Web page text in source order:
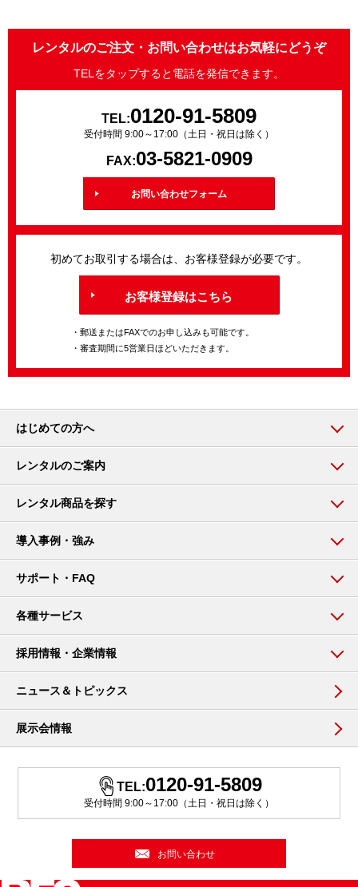
レンタルのご注文・お問い合わせはお気軽にどうぞ
TELをタップすると電話を発信できます。
TEL:0120-91-5809
受付時間 9:00～17:00（土日・祝日は除く）
FAX:03-5821-0909
お問い合わせフォーム
初めてお取引する場合は、お客様登録が必要です。
お客様登録はこちら
・郵送またはFAXでのお申し込みも可能です。
・審査期間に5営業日ほどいただきます。
はじめての方へ
レンタルのご案内
レンタル商品を探す
導入事例・強み
サポート・FAQ
各種サービス
採用情報・企業情報
ニュース＆トピックス
展示会情報
TEL:0120-91-5809
受付時間 9:00～17:00（土日・祝日は除く）
お問い合わせ